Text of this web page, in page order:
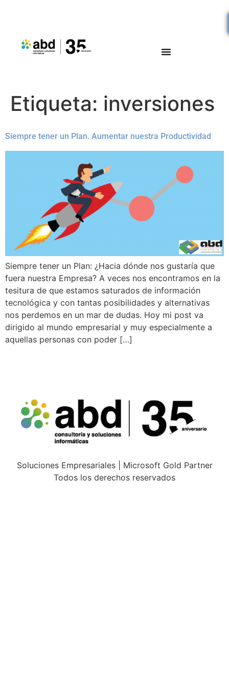
Etiqueta: inversiones
Siempre tener un Plan. Aumentar nuestra Productividad
Siempre tener un Plan: ¿Hacia dónde nos gustaría que
fuera nuestra Empresa? A veces nos encontramos en la
tesitura de que estamos saturados de información
tecnológica y con tantas posibilidades y alternativas
nos perdemos en un mar de dudas. Hoy mi post va
dirigido al mundo empresarial y muy especialmente a
aquellas personas con poder […]
Soluciones Empresariales | Microsoft Gold Partner
Todos los derechos reservados